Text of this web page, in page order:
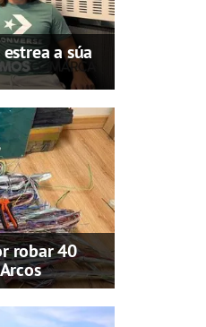
a súa
robar 40